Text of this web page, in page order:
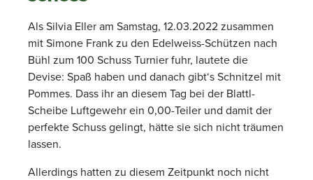
Als Silvia Eller am Samstag, 12.03.2022 zusammen
mit Simone Frank zu den Edelweiss-Schützen nach
Bühl zum 100 Schuss Turnier fuhr, lautete die
Devise: Spaß haben und danach gibt‘s Schnitzel mit
Pommes. Dass ihr an diesem Tag bei der Blattl-
Scheibe Luftgewehr ein 0,00-Teiler und damit der
perfekte Schuss gelingt, hätte sie sich nicht träumen
lassen.
Allerdings hatten zu diesem Zeitpunkt noch nicht